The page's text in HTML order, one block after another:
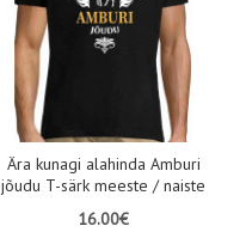
Ära kunagi alahinda Amburi
jõudu T-särk meeste / naiste
16.00€